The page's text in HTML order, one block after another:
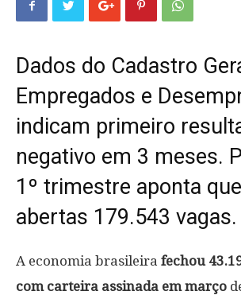
Dados do Cadastro
Empregados e
indicam primeiro
negativo em 3 meses.
1º trimestre aponta
abertas 179.543 vagas.
A economia brasileira fechou
com carteira assinada em março